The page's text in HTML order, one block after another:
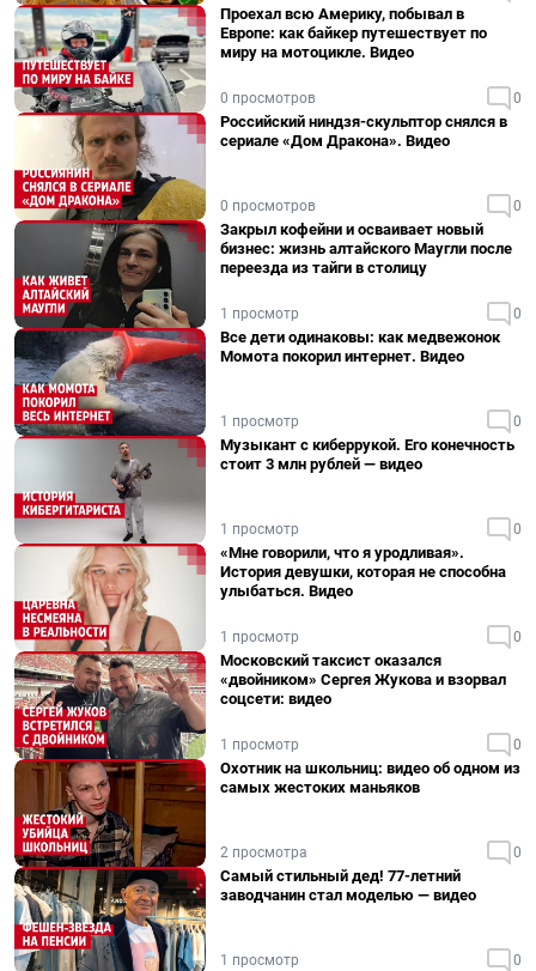
Проехал всю Америку, побывал в
Европе: как байкер путешествует по
миру на мотоцикле. Видео
0 просмотров 0
Российский ниндзя-скульптор снялся в
сериале «Дом Дракона». Видео
0 просмотров 0
Закрыл кофейни и осваивает новый
бизнес: жизнь алтайского Маугли после
переезда из тайги в столицу
1 просмотр 0
Все дети одинаковы: как медвежонок
Момота покорил интернет. Видео
1 просмотр 0
Музыкант с киберрукой. Его конечность
стоит 3 млн рублей — видео
1 просмотр 0
«Мне говорили, что я уродливая».
История девушки, которая не способна
улыбаться. Видео
1 просмотр 0
Московский таксист оказался
«двойником» Сергея Жукова и взорвал
соцсети: видео
1 просмотр 0
Охотник на школьниц: видео об одном из
самых жестоких маньяков
2 просмотра 0
Самый стильный дед! 77-летний
заводчанин стал моделью — видео
1 просмотр 0